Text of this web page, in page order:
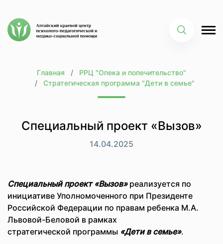
Главная
РРЦ "Опека и попечительство"
Стратегическая программа "Дети в семье"
Специальный проект «Вызов»
14.04.2025
Специальный проект «Вызов» реализуется по
инициативе Уполномоченного при Президенте
Российской Федерации по правам ребенка М.А.
Львовой-Беловой в рамках
стратегической программы «Дети в семье».